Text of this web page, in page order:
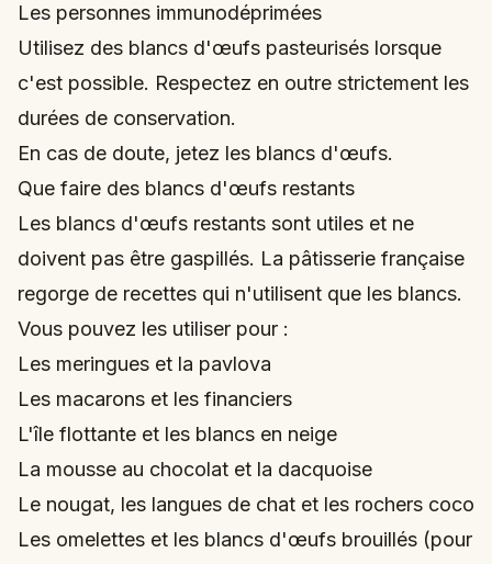
Les personnes immunodéprimées
Utilisez des blancs d'œufs pasteurisés lorsque
c'est possible. Respectez en outre strictement les
durées de conservation.
En cas de doute, jetez les blancs d'œufs.
Que faire des blancs d'œufs restants
Les blancs d'œufs restants sont utiles et ne
doivent pas être gaspillés. La pâtisserie française
regorge de recettes qui n'utilisent que les blancs.
Vous pouvez les utiliser pour :
Les meringues et la pavlova
Les macarons et les financiers
L'île flottante et les blancs en neige
La mousse au chocolat et la dacquoise
Le nougat, les langues de chat et les rochers coco
Les omelettes et les blancs d'œufs brouillés (pour